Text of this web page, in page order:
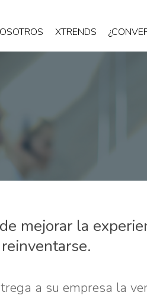
XTRENDS
mejorar la
a su empresa la